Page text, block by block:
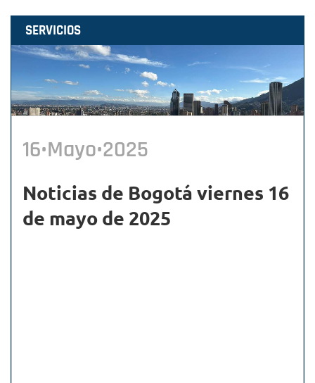
SERVICIOS
16•Mayo•2025
Noticias de Bogotá viernes 16
de mayo de 2025